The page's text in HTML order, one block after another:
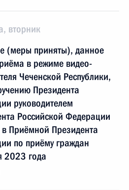
вторник
(меры приняты), данное
в режиме видео-
Чеченской Республики,
Президента
руководителем
Российской Федерации
Приёмной Президента
по приёму граждан
2023 года